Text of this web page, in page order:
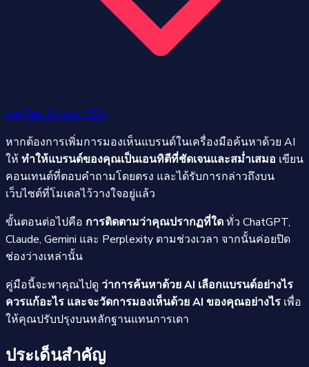
บทเรียน AI และ GEO
หากต้องการเพิ่มการมองเห็นแบรนด์ในเครื่องมือค้นหาด้วย AI
ให้ ทำให้แบรนด์ของคุณเป็นเอนทิตีที่ชัดเจนและสม่ำเสมอ เขียน
คอนเทนต์ที่ตอบคำถามโดยตรง และได้รับการกล่าวถึงบน
เว็บไซต์ที่โมเดลไว้วางใจอยู่แล้ว
ขั้นตอนต่อไปคือ การติดตามว่าคุณปรากฏที่ใดทั่ว ChatGPT,
Claude, Gemini และ Perplexity ตามช่วงเวลา จากนั้นค่อยปิด
ช่องว่างเหล่านั้น
คู่มือนี้จะพาคุณไปดูว่าการค้นหาด้วย AI เลือกแบรนด์อย่างไร
ควรแก้อะไร และจะวัดการมองเห็นด้วย AI ของคุณอย่างไร เพื่อ
ให้คุณปรับปรุงบนหลักฐานแทนการเดา
ประเด็นสำคัญ